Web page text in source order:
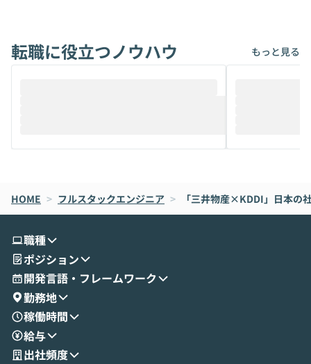
けでなく、想像以上の範囲まで自動化でき
ることは、まだあまり知られていません。
メルカリでの判断基準をもとに「なぜClau
oworkの基本的な機能をご紹介いただきま
す。 続く公開デモでは、実際にCoworkを
せいただきます。数分でワークフローが完
成する手軽さや、Gmail等の外部サービス
とセキュアに連携できるポイントなど、実
演を通じて具体的なイメージをお届けしま
す。 後半のディスカッションでは、セキュ
リティの考え方や社内導入の進め方など、
現場目線でさらに深掘りしていきます。
「自分の業務をAIで自動化してみたいけ
は、評判では
ているAIを選ぶこ
それぞれの本当
は、LLMのフル
ント構築の最前
転職に役立つノウハウ もっと見る
HOME > フルスタックエンジニア > 「三井物産×KDDI」日本の
職種
ポジション
開発言語・フレームワーク
勤務地
稼働時間
給与
出社頻度